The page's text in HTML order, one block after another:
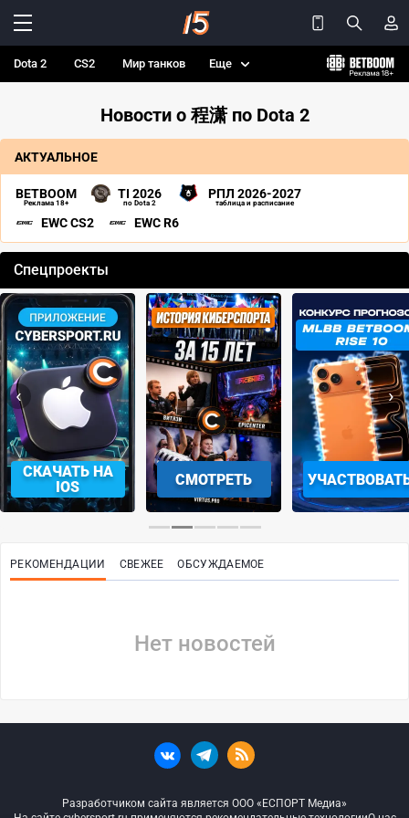
Dota 2 CS2 Мир танков Еще
Новости о 程潇 по Dota 2
АКТУАЛЬНОЕ
BETBOOM
Реклама 18+
TI 2026
по Dota 2
РПЛ 2026-2027
таблица и расписание
EWC CS2 EWC R6
Спецпроекты
СКАЧАТЬ НА
IOS
СМОТРЕТЬ
‹ ›
РЕКОМЕНДАЦИИ СВЕЖЕЕ ОБСУЖДАЕМОЕ
Нет новостей
Разработчиком сайта является ООО «ЕСПОРТ Медиа»